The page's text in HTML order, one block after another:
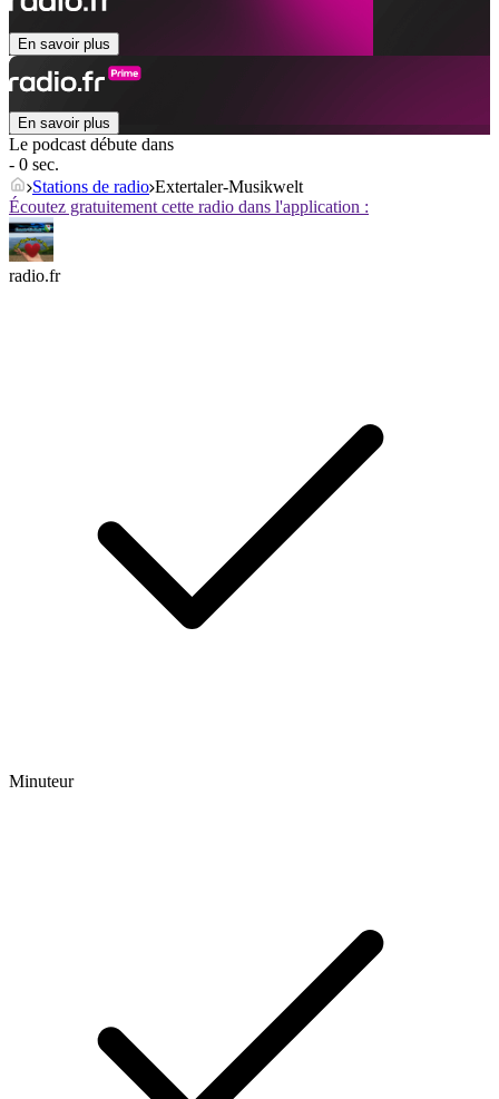
En savoir plus
En savoir plus
Le podcast débute dans
- 0 sec.
Stations de radio Extertaler-Musikwelt
Écoutez gratuitement cette radio dans l'application :
radio.fr
Minuteur